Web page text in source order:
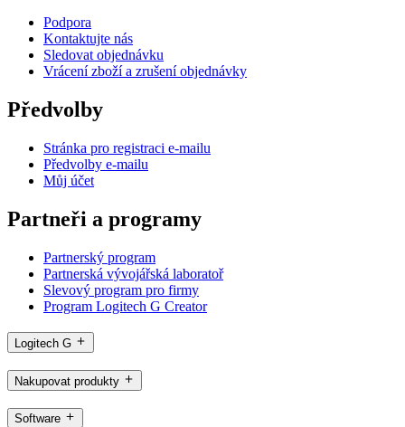
Podpora
Kontaktujte nás
Sledovat objednávku
Vrácení zboží a zrušení objednávky
Předvolby
Stránka pro registraci e-mailu
Předvolby e-mailu
Můj účet
Partneři a programy
Partnerský program
Partnerská vývojářská laboratoř
Slevový program pro firmy
Program Logitech G Creator
Logitech G
Nakupovat produkty
Software